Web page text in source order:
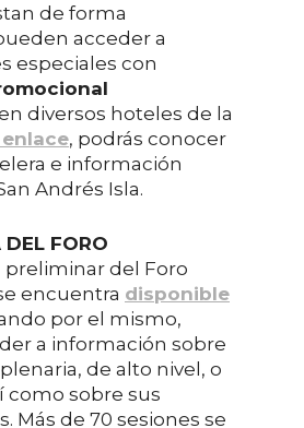
de forma
acceder a
especiales con
diversos hoteles de la
, podrás conocer
e información
Andrés Isla.
DEL FORO
preliminar del Foro
encuentra disponible
por el mismo,
a información sobre
de alto nivel, o
como sobre sus
Más de 70 sesiones se